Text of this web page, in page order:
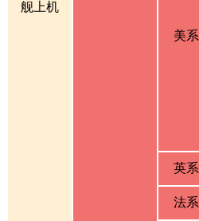
舰上机
美系
英系
法系